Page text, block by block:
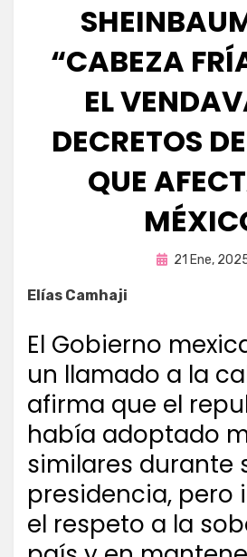
“CABEZA
EL
DECRETOS
QUE
por
Publicada
21 Ene,
Elías Camhaji
El Gobierno
un llamado a la
afirma que el
había adoptado
similares durante
presidencia, pero
el respeto a la